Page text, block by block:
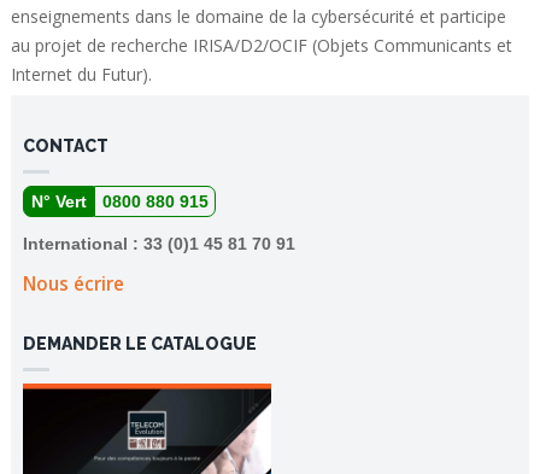
enseignements dans le domaine de la cybersécurité et participe
au projet de recherche IRISA/D2/OCIF (Objets Communicants et
Internet du Futur).
CONTACT
N° Vert 0800 880 915
International : 33 (0)1 45 81 70 91
Nous écrire
DEMANDER LE CATALOGUE